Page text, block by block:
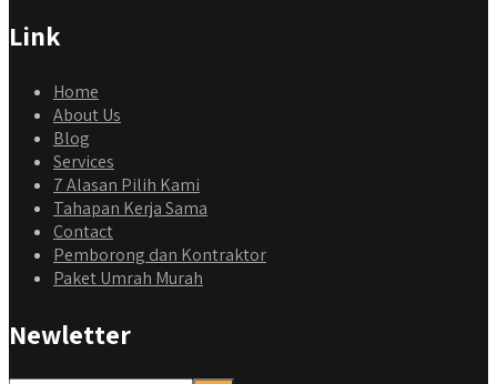
Link
Home
About Us
Blog
Services
7 Alasan Pilih Kami
Tahapan Kerja Sama
Contact
Pemborong dan Kontraktor
Paket Umrah Murah
Newletter